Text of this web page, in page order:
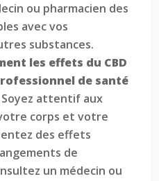
ou pharmacien des
avec vos
substances.
les effets du CBD
de santé
Soyez attentif aux
corps et votre
des effets
de
un médecin ou